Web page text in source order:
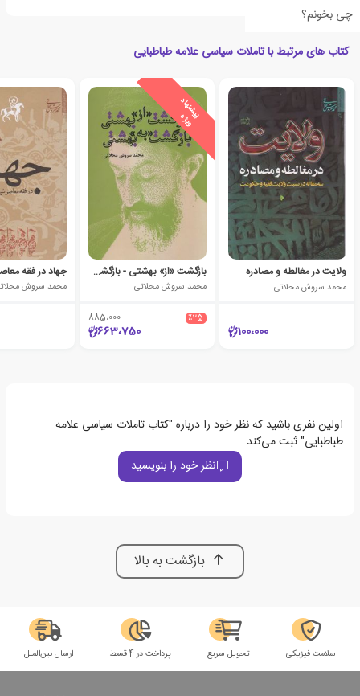
چی بخونم؟
کتاب های مرتبط با تاملات سیاسی علامه طباطبایی
ولایت در مغالطه و مصادره
محمد سروش محلاتی
100،000
پ
ی
ش
ن
ه
ا
د
و
ی
ژ
ه
بازگشت «از» بهشتی - بازگشت «به» بهشتی
محمد سروش محلاتی
٪25 885،000
663،750
جهاد در فقه
محمد سروش
اولین نفری باشید که نظر خود را درباره "کتاب تاملات سیاسی علامه
طباطبایی" ثبت می‌کند
نظر خود را بنویسید
بازگشت به بالا
سلامت فیزیکی تحویل سریع پرداخت در 4 قسط ارسال بین‌الملل